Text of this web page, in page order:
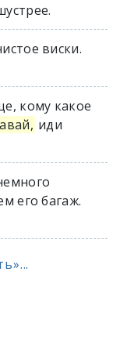
виски.
кому какое
иди
его багаж.